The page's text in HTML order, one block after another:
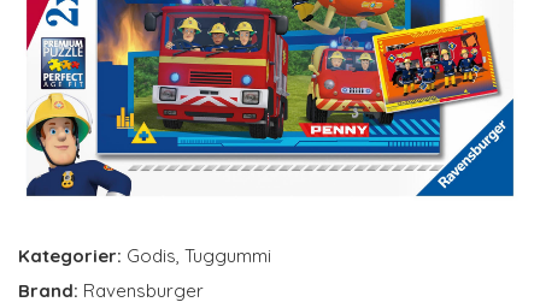
Kategorier: Godis, Tuggummi
Brand: Ravensburger